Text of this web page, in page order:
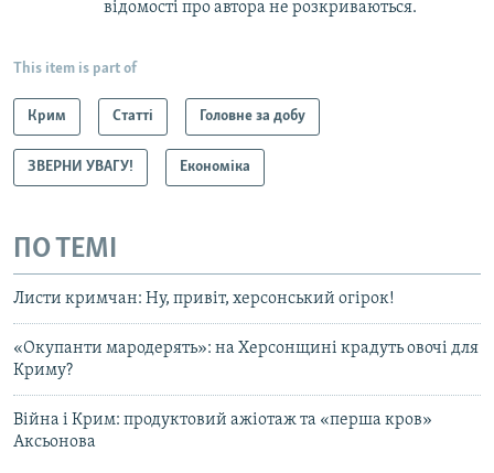
відомості про автора не розкриваються.
This item is part of
Крим Статті Головне за добу
ЗВЕРНИ УВАГУ! Економіка
ПО ТЕМІ
Листи кримчан: Ну, привіт, херсонський огірок!
«Окупанти мародерять»: на Херсонщині крадуть овочі для
Криму?
Війна і Крим: продуктовий ажіотаж та «перша кров»
Аксьонова